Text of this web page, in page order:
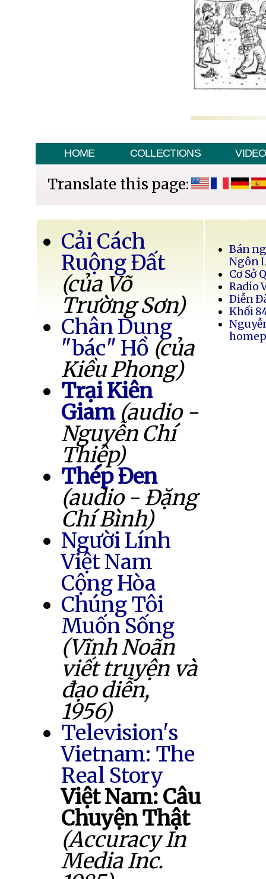
HOME COLLECTIONS VIDEO
Translate this page:
Cải Cách
Ruộng Đất
(của Võ
Trường Sơn)
Chân Dung
"bác" Hồ (của
Kiều Phong)
Trại Kiên
Giam (audio -
Nguyễn Chí
Thiệp)
Thép Đen
(audio - Đặng
Chí Bình)
Người Lính
Việt Nam
Cộng Hòa
Chúng Tôi
Muốn Sống
(Vĩnh Noãn
viết truyện và
đạo diễn,
1956)
Television's
Vietnam: The
Real Story
Việt Nam: Câu
Chuyện Thật
(Accuracy In
Media Inc.
Bán
Ngôn
Cơ Sở
Radio
Diễn
Khối